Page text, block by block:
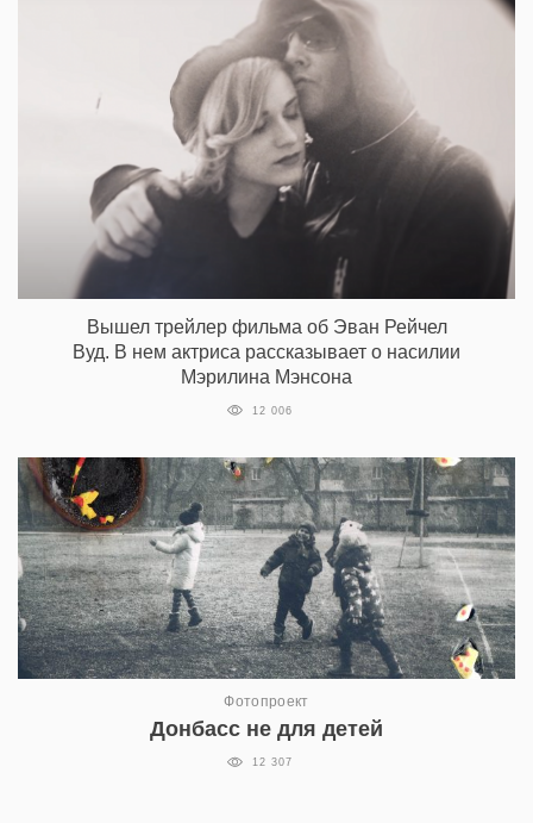
Вышел трейлер фильма об Эван Рейчел
Вуд. В нем актриса рассказывает о насилии
Мэрилина Мэнсона
12 006
Фотопроект
Донбасс не для детей
12 307